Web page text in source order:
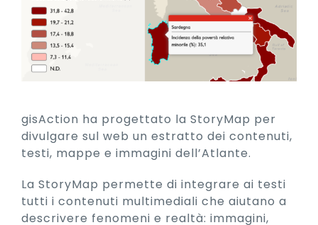
gisAction ha progettato la StoryMap per
divulgare sul web un estratto dei contenuti,
testi, mappe e immagini dell’Atlante.
La StoryMap permette di integrare ai testi
tutti i contenuti multimediali che aiutano a
descrivere fenomeni e realtà: immagini,